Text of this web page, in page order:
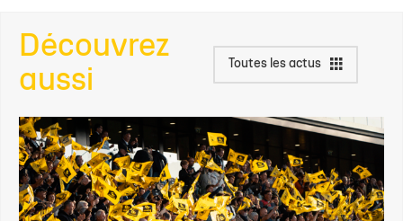
Découvrez
aussi
Toutes les actus